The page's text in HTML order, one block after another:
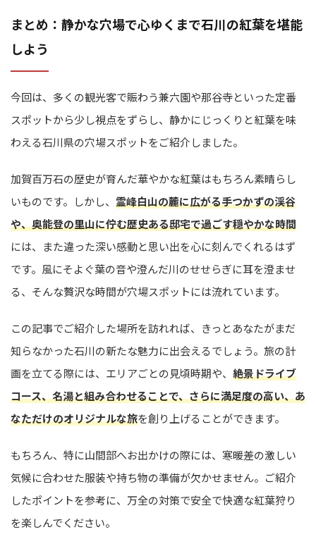
まとめ：静かな穴場で心ゆくまで石川の紅葉を堪能
しよう
今回は、多くの観光客で賑わう兼六園や那谷寺といった定番
スポットから少し視点をずらし、静かにじっくりと紅葉を味
わえる石川県の穴場スポットをご紹介しました。
加賀百万石の歴史が育んだ華やかな紅葉はもちろん素晴らし
いものです。しかし、 霊峰白山の麓に広がる手つかずの渓谷
や、奥能登の里山に佇む歴史ある邸宅で過ごす穏やかな時間
には、また違った深い感動と思い出を心に刻んでくれるはず
です。風にそよぐ葉の音や澄んだ川のせせらぎに耳を澄ませ
る、そんな贅沢な時間が穴場スポットには流れています。
この記事でご紹介した場所を訪れれば、きっとあなたがまだ
知らなかった石川の新たな魅力に出会えるでしょう。旅の計
画を立てる際には、エリアごとの見頃時期や、 絶景ドライブ
コース、名湯と組み合わせることで、さらに満足度の高い、あ
なただけのオリジナルな旅を創り上げることができます。
もちろん、特に山間部へお出かけの際には、寒暖差の激しい
気候に合わせた服装や持ち物の準備が欠かせません。ご紹介
したポイントを参考に、万全の対策で安全で快適な紅葉狩り
を楽しんでください。